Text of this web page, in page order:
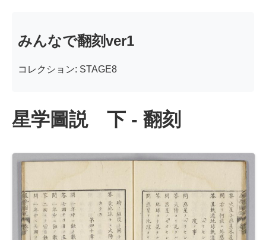
みんなで翻刻ver1
コレクション: STAGE8
星学圖説 下 - 翻刻